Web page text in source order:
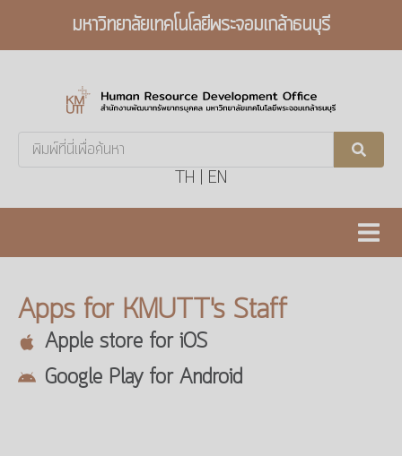
มหาวิทยาลัยเทคโนโลยีพระจอมเกล้าธนบุรี
Search
TH EN
Apps for KMUTT's Staff
Apple store for iOS
Google Play for Android